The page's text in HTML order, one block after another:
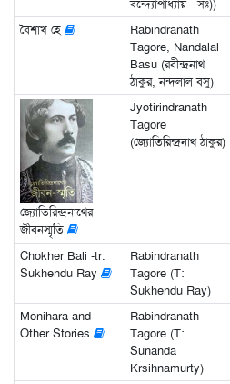
বন্দ্যোপাধ্যায় - সঃ))
বৈশাখ হে
Rabindranath
Tagore, Nandalal
Basu (রবীন্দ্রনাথ
ঠাকুর, নন্দলাল বসু)
জ্যোতিরিন্দ্রনাথের
জীবনস্মৃতি
Jyotirindranath
Tagore
(জ্যোতিরিন্দ্রনাথ ঠাকুর)
Chokher Bali -tr.
Sukhendu Ray
Rabindranath
Tagore (T:
Sukhendu Ray)
Monihara and
Other Stories
Rabindranath
Tagore (T:
Sunanda
Krsihnamurty)